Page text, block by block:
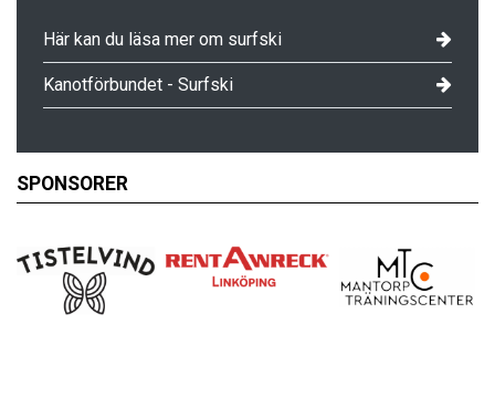
Här kan du läsa mer om surfski
Kanotförbundet - Surfski
SPONSORER